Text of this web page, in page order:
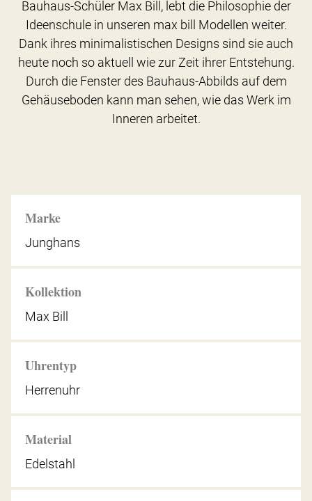
Marke
Junghans
Kollektion
Max Bill
Uhrentyp
Herrenuhr
Material
Edelstahl
Bauhaus-Schüler Max Bill, lebt die Philosophie der
Ideenschule in unseren max bill Modellen weiter.
Dank ihres minimalistischen Designs sind sie auch
heute noch so aktuell wie zur Zeit ihrer Entstehung.
Durch die Fenster des Bauhaus-Abbilds auf dem
Gehäuseboden kann man sehen, wie das Werk im
Inneren arbeitet.